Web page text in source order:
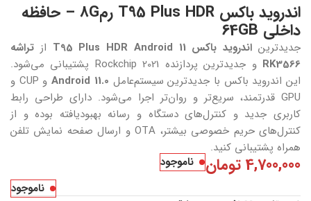
اندروید باکس T95 Plus HDR رم8G – حافظه
داخلی 64GB
جدیدترین اندروید باکس T95 Plus HDR Android 11 از تراشه
RK3566
و جدیدترین پردازنده Rockchip 2021 پشتیبانی می‌شود.
این اندروید باکس با جدیدترین سیستم‌عامل Android 11.0
و CUP و
GPU قدرتمند، سریع‌تر و روان‌تر اجرا می‌شود. دارای طراحی رابط
کاربری جدید و کنترل‌های دستگاه و رسانه بهبودیافته بوده و از
کنترل‌های حریم خصوصی بیشتر، OTA و ارسال صفحه نمایش تلفن
همراه پشتیبانی کنید.
4,700,000 تومان
ناموجود
ناموجود